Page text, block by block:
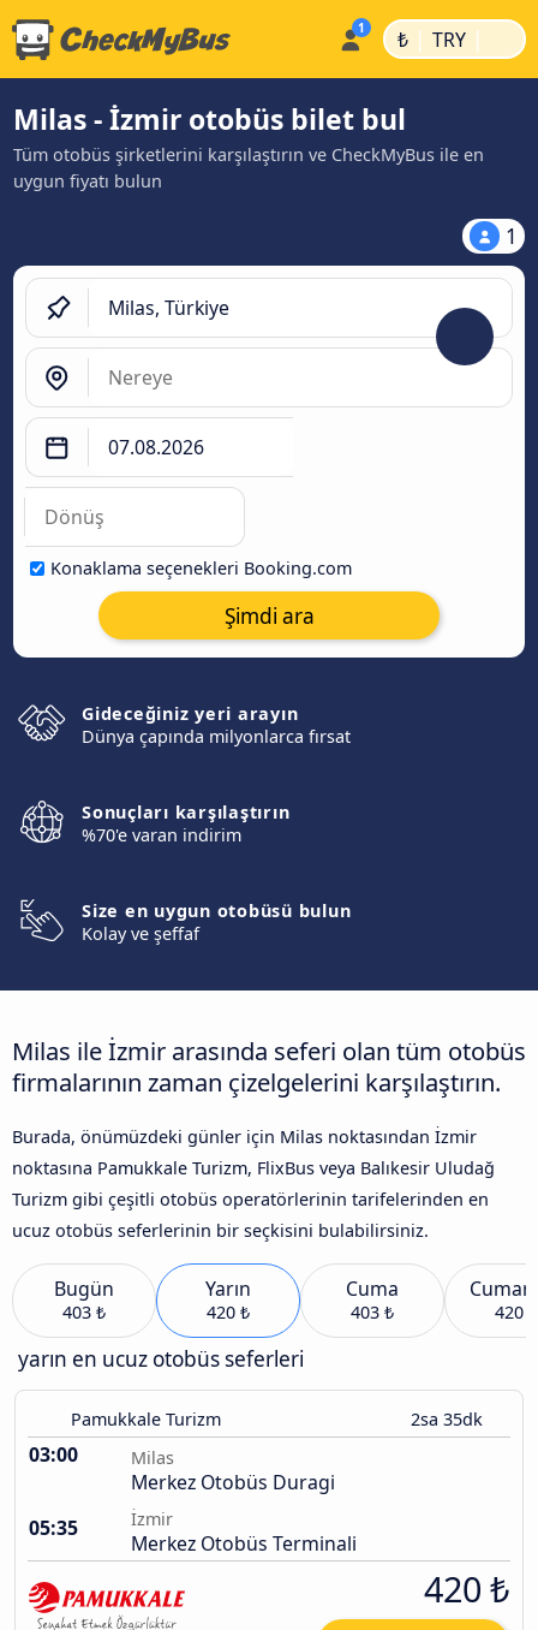
₺ | TRY |
Milas - İzmir otobüs bilet bul
Tüm otobüs şirketlerini karşılaştırın ve CheckMyBus ile en
uygun fiyatı bulun
1
Konaklama seçenekleri Booking.com
Şimdi ara
Gideceğiniz yeri arayın
Dünya çapında milyonlarca fırsat
Sonuçları karşılaştırın
%70'e varan indirim
Size en uygun otobüsü bulun
Kolay ve şeffaf
Milas ile İzmir arasında seferi olan tüm otobüs
firmalarının zaman çizelgelerini karşılaştırın.
Burada, önümüzdeki günler için Milas noktasından İzmir
noktasına Pamukkale Turizm, FlixBus veya Balıkesir Uludağ
Turizm gibi çeşitli otobüs operatörlerinin tarifelerinden en
ucuz otobüs seferlerinin bir seçkisini bulabilirsiniz.
Bugün
403 ₺
Yarın
420 ₺
Cuma
403 ₺ 420 ₺
yarın en ucuz otobüs seferleri
Pamukkale Turizm 2sa 35dk
03:00 Milas
Merkez Otobüs Duragi
05:35
İzmir
Merkez Otobüs Terminali
420 ₺